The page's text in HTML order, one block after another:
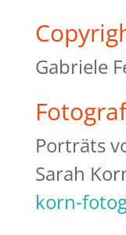
Gabriele
Porträts
Sarah
korn-